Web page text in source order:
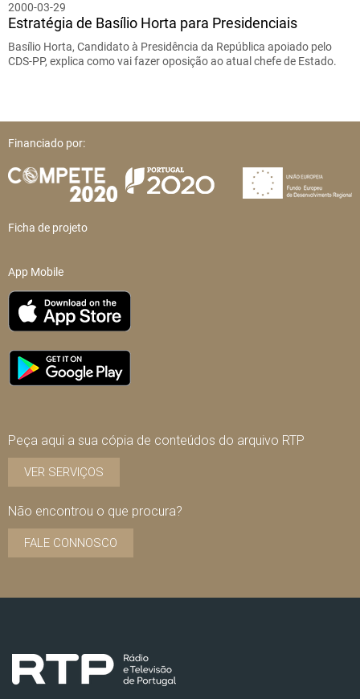
2000-03-29
Estratégia de Basílio Horta para Presidenciais
Basílio Horta, Candidato à Presidência da República apoiado pelo
CDS-PP, explica como vai fazer oposição ao atual chefe de Estado.
Financiado por:
Ficha de projeto
App Mobile
Peça aqui a sua cópia de conteúdos do arquivo RTP
VER SERVIÇOS
Não encontrou o que procura?
FALE CONNOSCO